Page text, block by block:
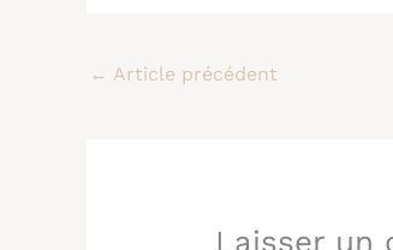
← Article précédent
Laisser un